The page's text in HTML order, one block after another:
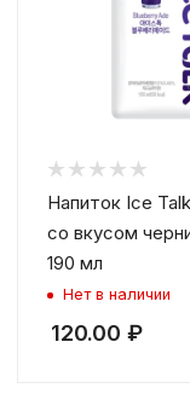
Напиток Ice
со вкусом
190 мл
Нет в наличии
120.00 ₽